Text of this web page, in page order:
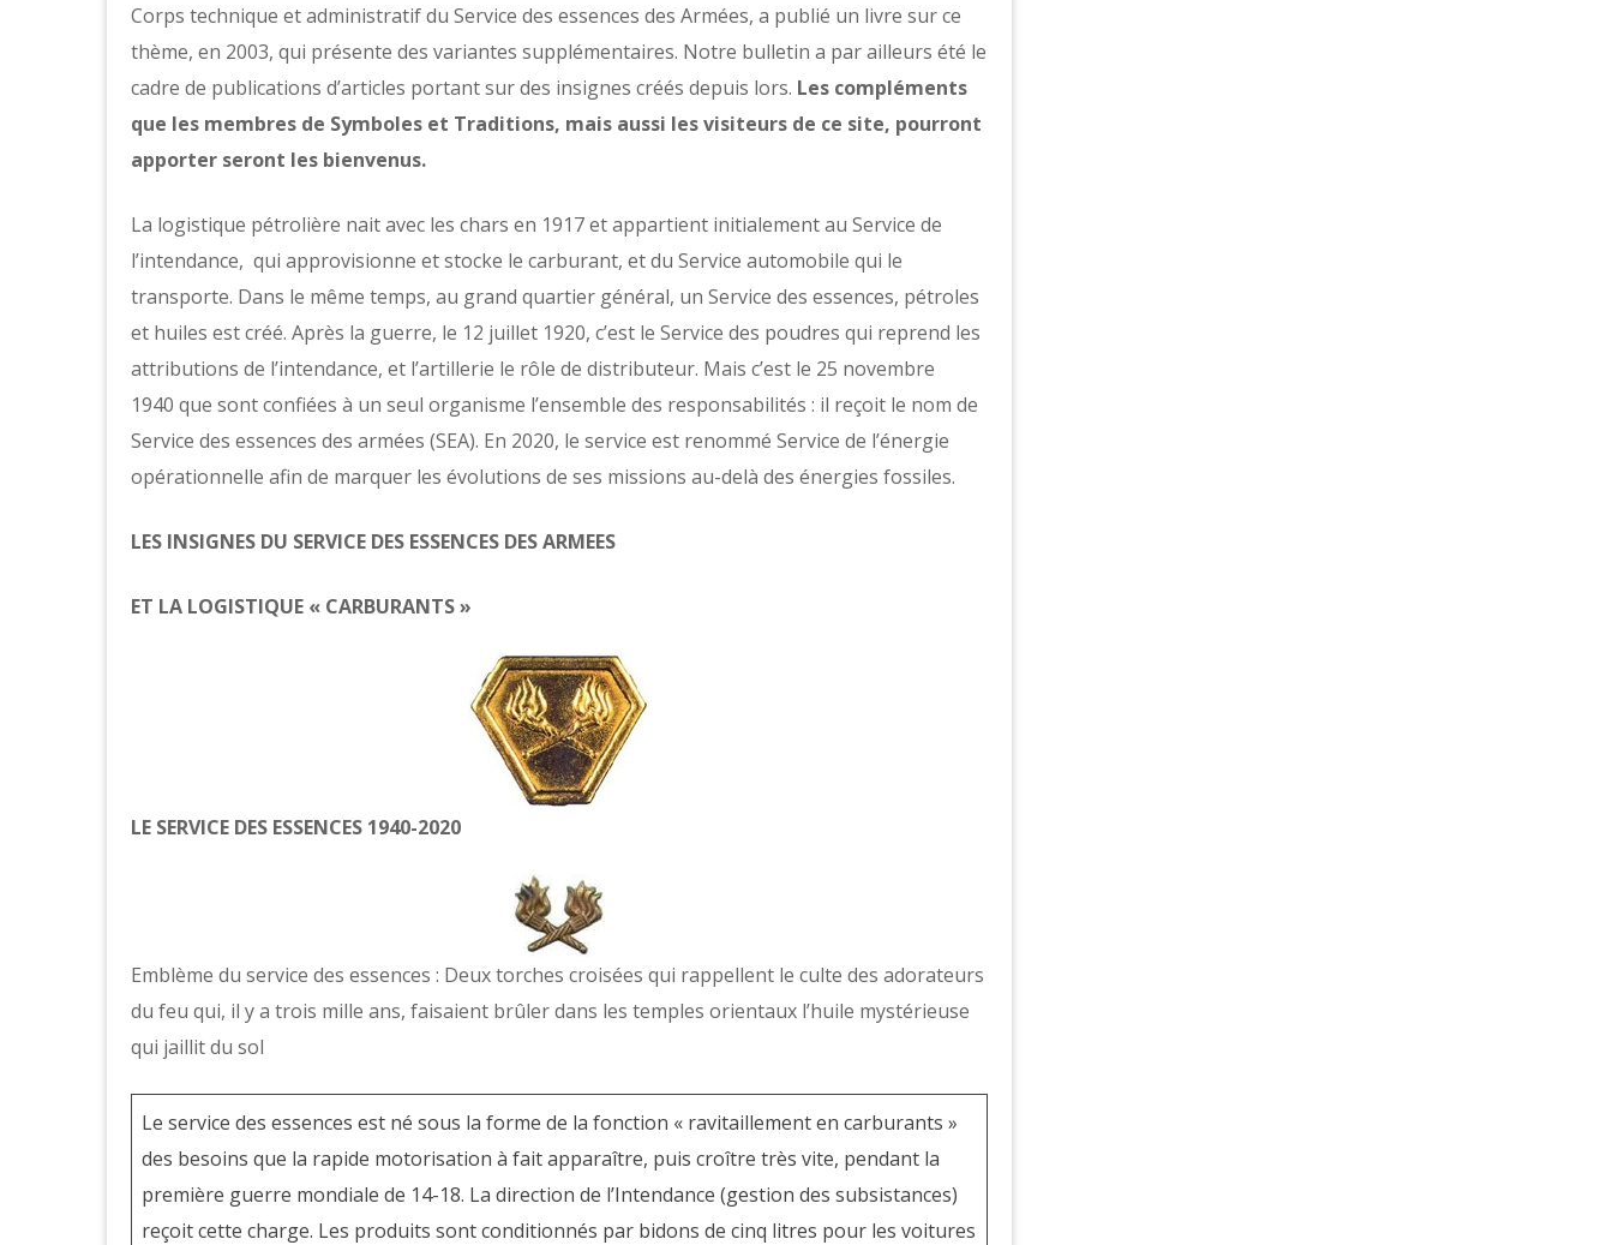
Corps technique et administratif du Service des essences des Armées, a publié un livre sur ce
thème, en 2003, qui présente des variantes supplémentaires. Notre bulletin a par ailleurs été le
cadre de publications d’articles portant sur des insignes créés depuis lors. Les compléments
que les membres de Symboles et Traditions, mais aussi les visiteurs de ce site, pourront
apporter seront les bienvenus.
La logistique pétrolière nait avec les chars en 1917 et appartient initialement au Service de
l’intendance, qui approvisionne et stocke le carburant, et du Service automobile qui le
transporte. Dans le même temps, au grand quartier général, un Service des essences, pétroles
et huiles est créé. Après la guerre, le 12 juillet 1920, c’est le Service des poudres qui reprend les
attributions de l’intendance, et l’artillerie le rôle de distributeur. Mais c’est le 25 novembre
1940 que sont confiées à un seul organisme l’ensemble des responsabilités : il reçoit le nom de
Service des essences des armées (SEA). En 2020, le service est renommé Service de l’énergie
opérationnelle afin de marquer les évolutions de ses missions au-delà des énergies fossiles.
LES INSIGNES DU SERVICE DES ESSENCES DES ARMEES
ET LA LOGISTIQUE « CARBURANTS »
LE SERVICE DES ESSENCES 1940-2020
Emblème du service des essences : Deux torches croisées qui rappellent le culte des adorateurs
du feu qui, il y a trois mille ans, faisaient brûler dans les temples orientaux l’huile mystérieuse
qui jaillit du sol
Le service des essences est né sous la forme de la fonction « ravitaillement en carburants »
des besoins que la rapide motorisation à fait apparaître, puis croître très vite, pendant la
première guerre mondiale de 14-18. La direction de l’Intendance (gestion des subsistances)
reçoit cette charge. Les produits sont conditionnés par bidons de cinq litres pour les voitures